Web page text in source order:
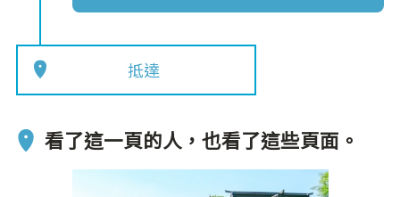
抵達
看了這一頁的人，也看了這些頁面。